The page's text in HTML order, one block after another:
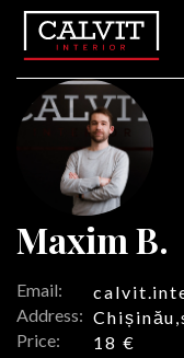
Maxim B.
Email:
Address:
Price:
18 €